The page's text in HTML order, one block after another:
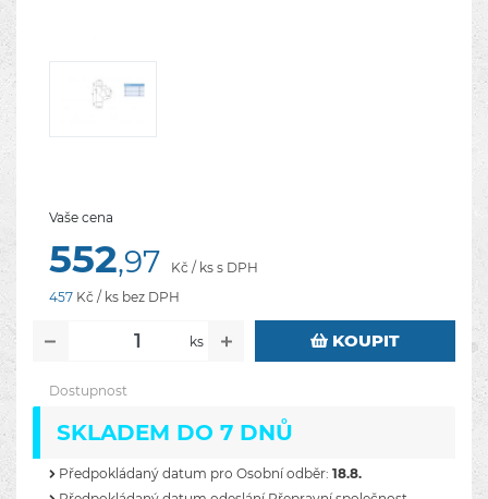
Vaše cena
552,97
Kč / ks s DPH
457 Kč / ks bez DPH
ks KOUPIT
Dostupnost
SKLADEM DO 7 DNŮ
Předpokládaný datum pro Osobní odběr: 18.8.